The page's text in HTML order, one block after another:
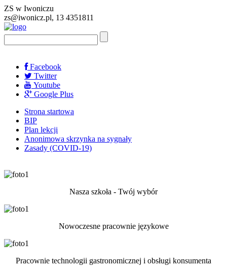
ZS w Iwoniczu
zs@iwonicz.pl, 13 4351811
Facebook
Twitter
Youtube
Google Plus
Strona startowa
BIP
Plan lekcji
Anonimowa skrzynka na sygnały
Zasady (COVID-19)
Nasza szkoła - Twój wybór
Nowoczesne pracownie językowe
Pracownie technologii gastronomicznej i obsługi konsumenta